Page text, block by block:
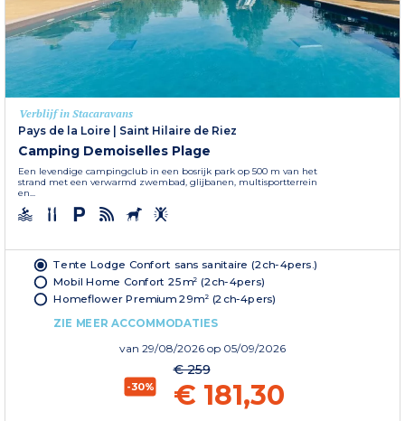
Verblijf in Stacaravans
Pays de la Loire | Saint Hilaire de Riez
Camping Demoiselles Plage
Een levendige campingclub in een bosrijk park op 500 m van het
strand met een verwarmd zwembad, glijbanen, multisportterrein
en...
Tente Lodge Confort sans sanitaire (2ch-4pers.)
Mobil Home Confort 25m² (2ch-4pers)
Homeflower Premium 29m² (2ch-4pers)
ZIE MEER ACCOMMODATIES
van 29/08/2026 op 05/09/2026
-30%
€ 259
€ 181,30